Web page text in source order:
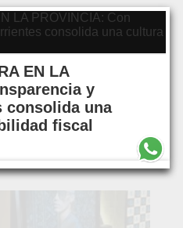
EN LA
y
consolida una
fiscal